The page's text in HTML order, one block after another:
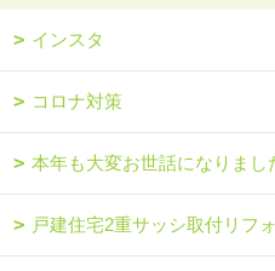
インスタ
コロナ対策
本年も大変お世話になりまし
戸建住宅2重サッシ取付リフ